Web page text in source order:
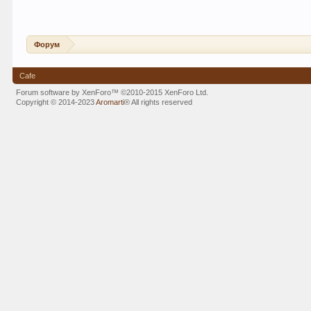
Форум
Cafe
Forum software by XenForo™©2010-2015 XenForo Ltd.
Copyright © 2014-2023Aromarti®All rights reserved